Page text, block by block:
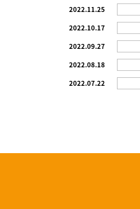
2022.11.25
2022.10.17
2022.09.27
2022.08.18
2022.07.22